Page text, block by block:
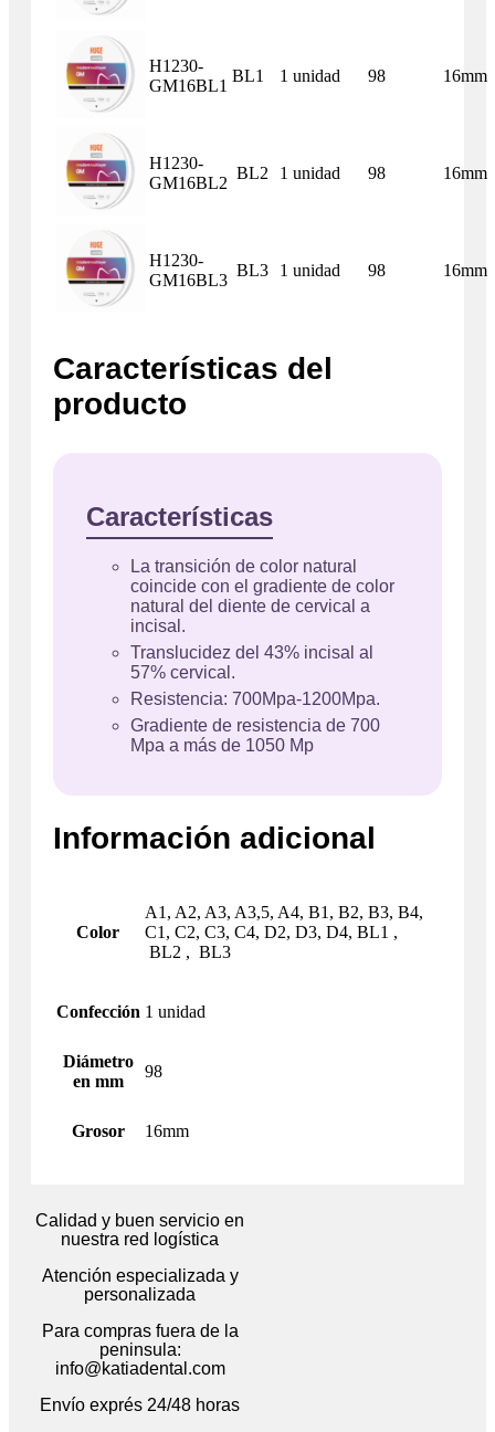
H1230-
GM16BL1
BL1 1 unidad 98 16mm
H1230-
GM16BL2
BL2 1 unidad 98 16mm
H1230-
GM16BL3
BL3 1 unidad 98 16mm
Características del
producto
Características
La transición de color natural
coincide con el gradiente de color
natural del diente de cervical a
incisal.
Translucidez del 43% incisal al
57% cervical.
Resistencia: 700Mpa-1200Mpa.
Gradiente de resistencia de 700
Mpa a más de 1050 Mp
Información adicional
Color
A1, A2, A3, A3,5, A4, B1, B2, B3, B4,
C1, C2, C3, C4, D2, D3, D4, BL1 ,
BL2 , BL3
Confección 1 unidad
Diámetro
en mm
98
Grosor 16mm
Calidad y buen servicio en
nuestra red logística
Atención especializada y
personalizada
Para compras fuera de la
peninsula:
info@katiadental.com
Envío exprés 24/48 horas